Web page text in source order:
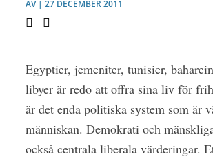
AV | 27 DECEMBER 2011
Egyptier, jemeniter, tunisier,
libyer är redo att offra sina liv för
är det enda politiska system som är
människan. Demokrati och
också centrala liberala värderingar.